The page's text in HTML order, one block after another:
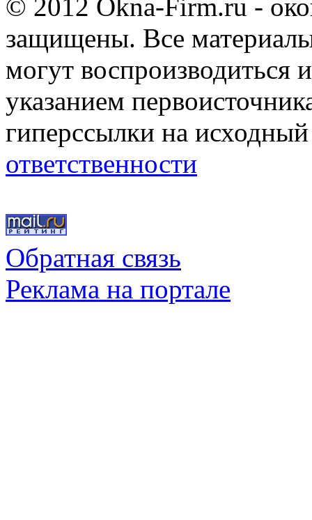
© 2012 Okna-Firm.ru -
защищены. Все
могут воспроизводиться
указанием
гиперссылки на
ответственности
Обратная связь
Реклама на портале